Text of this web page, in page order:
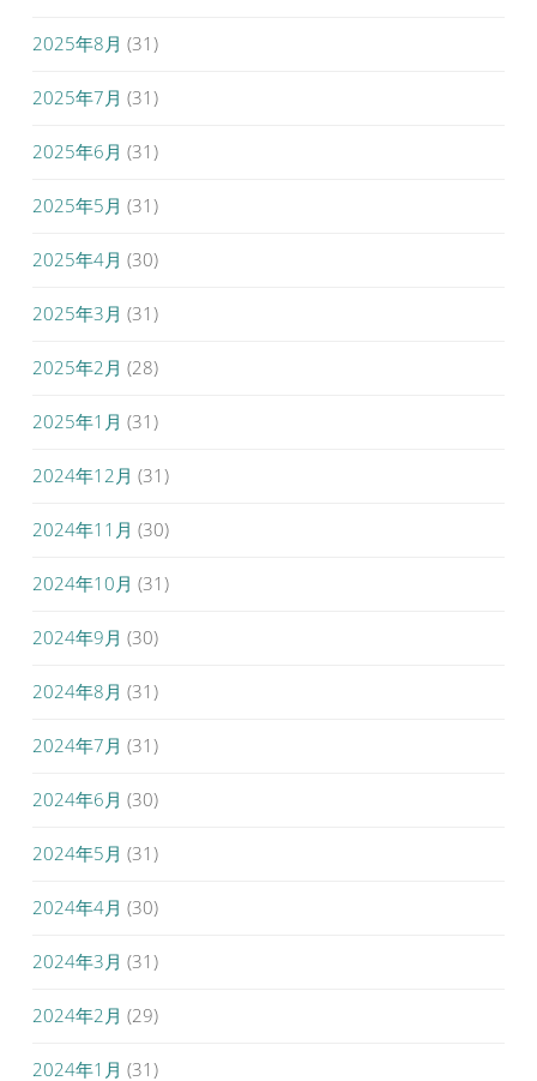
2025年8月 (31)
2025年7月 (31)
2025年6月 (31)
2025年5月 (31)
2025年4月 (30)
2025年3月 (31)
2025年2月 (28)
2025年1月 (31)
2024年12月 (31)
2024年11月 (30)
2024年10月 (31)
2024年9月 (30)
2024年8月 (31)
2024年7月 (31)
2024年6月 (30)
2024年5月 (31)
2024年4月 (30)
2024年3月 (31)
2024年2月 (29)
2024年1月 (31)